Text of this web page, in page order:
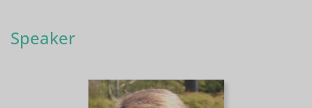
Speaker